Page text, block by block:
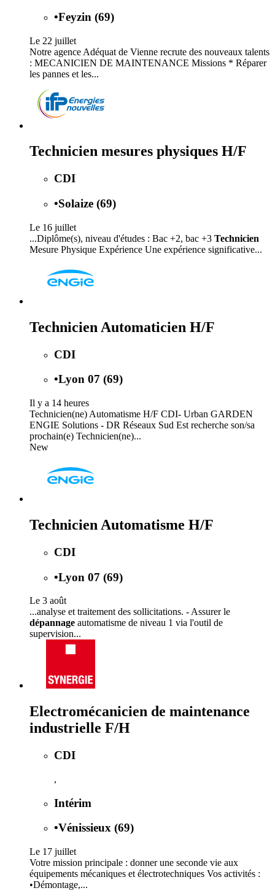
•Feyzin (69)
Le 22 juillet
Notre agence Adéquat de Vienne recrute des nouveaux talents
: MECANICIEN DE MAINTENANCE Missions * Réparer
les pannes et les...
Technicien mesures physiques H/F
CDI
•Solaize (69)
Le 16 juillet
...Diplôme(s), niveau d'études : Bac +2, bac +3 Technicien
Mesure Physique Expérience Une expérience significative...
Technicien Automaticien H/F
CDI
•Lyon 07 (69)
Il y a 14 heures
Technicien(ne) Automatisme H/F CDI- Urban GARDEN
ENGIE Solutions - DR Réseaux Sud Est recherche son/sa
prochain(e) Technicien(ne)...
New
Technicien Automatisme H/F
CDI
•Lyon 07 (69)
Le 3 août
...analyse et traitement des sollicitations. - Assurer le
dépannage automatisme de niveau 1 via l'outil de
supervision...
Electromécanicien de maintenance
industrielle F/H
CDI
,
Intérim
•Vénissieux (69)
Le 17 juillet
Votre mission principale : donner une seconde vie aux
équipements mécaniques et électrotechniques Vos activités :
•Démontage,...